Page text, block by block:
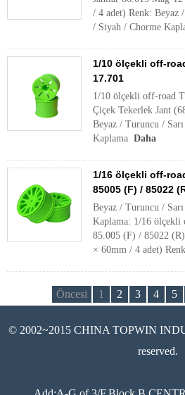
/ 4 adet) Renk: Beyaz
/ Siyah / Chorme
1/10 ölçekli off-
17.701
1/10 ölçekli off-road
Çiçek Tekerlek Jant
Beyaz / Turuncu /
Kaplama Daha
1/16 ölçekli off-
85005 (F) / 85022
Beyaz / Turuncu /
Kaplama: 1/16 ölçekli
85.005 (F) / 85022
× 60mm / 4 adet)
Öncesi 1 2 3 4 5
© 2002~2015 CHINA TOPWIN
reserved.